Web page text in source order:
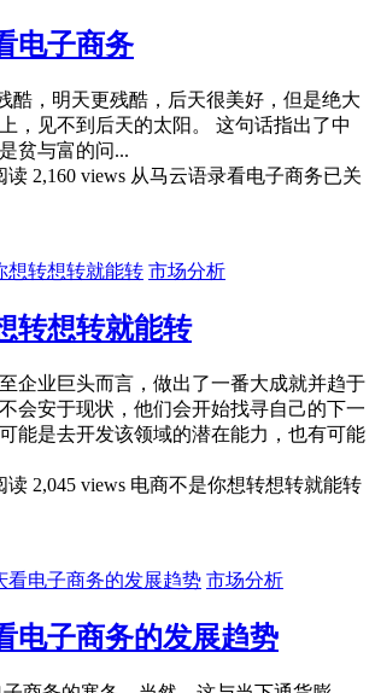
电子商务
天更残酷，后天很美好，但是绝大
，见不到后天的太阳。 这句话指出了中
贫与富的问...
读 2,160 views 从马云语录看电子商务已关
市场分析
转想转就能转
企业巨头而言，做出了一番大成就并趋于
会安于现状，他们会开始找寻自己的下一
能是去开发该领域的潜在能力，也有可能
读 2,045 views 电商不是你想转想转就能转
市场分析
电子商务的发展趋势